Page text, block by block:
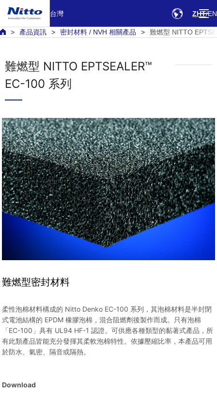
台灣 ZHT EN
產品資訊 密封材料 / NVH 相關產品 難燃型 NITTO
難燃型 NITTO EPTSEALER™
EC-100 系列
難燃型密封材料
柔性泡棉材料構成的 Nitto Denko EC-100 系列，其泡棉材料是半封閉
式電池結構的 EPDM 橡膠泡棉，混合阻燃劑後製作而成。只有泡棉
「EC-100」具有 UL94 HF-1 認證。可供應各種類型的黏著式產品，所
有此類產品皆能充分發揮其柔軟泡棉特性。依據壓縮比率，本產品可用
於防水、氣密、隔音或隔熱。
Download